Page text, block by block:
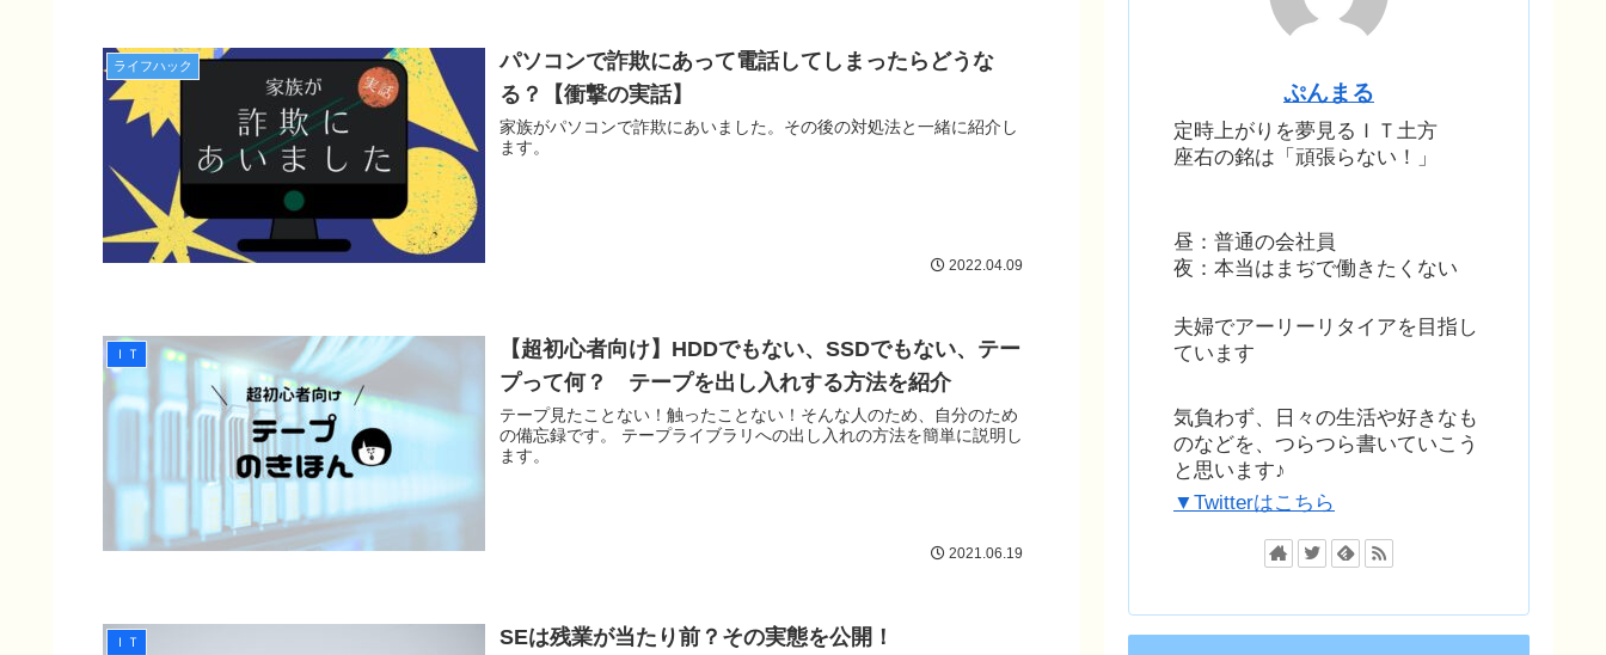
ライフハック
パソコンで詐欺にあって電話してしまったらどうな
る？【衝撃の実話】
家族がパソコンで詐欺にあいました。その後の対処法と一緒に紹介し
ます。
2022.04.09
ＩＴ
【超初心者向け】HDDでもない、SSDでもない、テー
プって何？ テープを出し入れする方法を紹介
テープ見たことない！触ったことない！そんな人のため、自分のため
の備忘録です。 テープライブラリへの出し入れの方法を簡単に説明し
ます。
2021.06.19
ＩＴ SEは残業が当たり前？その実態を公開！
ぷんまる
定時上がりを夢見るＩＴ土方
座右の銘は「頑張らない！」
昼：普通の会社員
夜：本当はまぢで働きたくない
夫婦でアーリーリタイアを目指し
ています
気負わず、日々の生活や好きなも
のなどを、つらつら書いていこう
と思います♪
▼Twitterはこちら